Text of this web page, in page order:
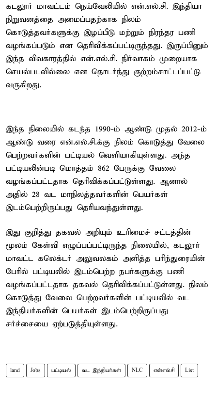
கடலூர் மாவட்டம் நெய்வேலியில் என்.எல்.சி. இந்தியா
நிறுவனத்தை அமைப்பதற்காக நிலம்
கொடுத்தவர்களுக்கு இழப்பீடு மற்றும் நிரந்தர பணி
வழங்கப்படும் என தெரிவிக்கப்பட்டிருந்தது. இருப்பினும்
இந்த விவகாரத்தில் என்.எல்.சி. நிர்வாகம் முறையாக
செயல்படவில்லை என தொடர்ந்து குற்றம்சாட்டப்பட்டு
வருகிறது.
இந்த நிலையில் கடந்த 1990-ம் ஆண்டு முதல் 2012-ம்
ஆண்டு வரை என்.எல்.சி.க்கு நிலம் கொடுத்து வேலை
பெற்றவர்களின் பட்டியல் வெளியாகியுள்ளது. அந்த
பட்டியலின்படி மொத்தம் 862 பேருக்கு வேலை
வழங்கப்பட்டதாக தெரிவிக்கப்பட்டுள்ளது. ஆனால்
அதில் 28 வட மாநிலத்தவர்களின் பெயர்கள்
இடம்பெற்றிருப்பது தெரியவந்துள்ளது.
இது குறித்து தகவல் அறியும் உரிமைச் சட்டத்தின்
மூலம் கேள்வி எழுப்பப்பட்டிருந்த நிலையில், கடலூர்
மாவட்ட கலெக்டர் அலுவலகம் அளித்த பரிந்துரையின்
பேரில் பட்டியலில் இடம்பெற்ற நபர்களுக்கு பணி
வழங்கப்பட்டதாக தகவல் தெரிவிக்கப்பட்டுள்ளது. நிலம்
கொடுத்து வேலை பெற்றவர்களின் பட்டியலில் வட
இந்தியர்களின் பெயர்கள் இடம்பெற்றிருப்பது
சர்ச்சையை ஏற்படுத்தியுள்ளது.
land Jobs பட்டியல் வட இந்தியர்கள் NLC என்எல்சி List